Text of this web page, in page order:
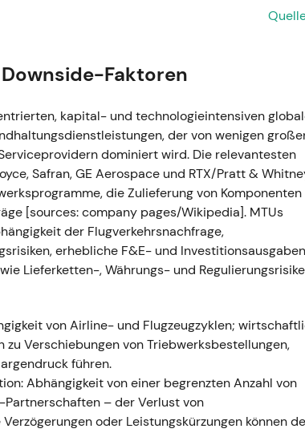
- Ereignis: MTU meldete ein „Rekordquartal": Q1
dass die Ergebnisse die Markterwartungen
verstärkte sich — Investoren
Kräftige Rally / Fortsetzung des mehrere
Verunreinigung durch Metallpulver entdeckt
gab eine Verunreinigung durch Metallpulver
beschleunigte Inspektionen und Rückrufe wurden
später ausgeweitet), was umfangreiche
und Umsatzpartner im GTF-Programm sowie
wies auf mögliche Haftungsrisiken hin;
die Störung einen Schaden in der
verband regulatorische, operative und
Programmpartner; MTU wurde gleichzeitig als
MRO-Aufkommen) gesehen, was zu
und erhöhter Volatilität führte.[57],[58]-
Investoren den Schock verarbeiteten.
Faktoren
kapital- und technologieintensiven
der von wenigen
dominiert wird. Die relevantesten
Safran, GE Aerospace und RTX/Pratt &
die Zulieferung von Komponenten
[sources: company pages/Wikipedia]. MTUs
der Flugverkehrsnachfrage,
erhebliche F&E- und
Lieferketten-, Währungs- und
von Airline- und Flugzeugzyklen;
zu Verschiebungen von Triebwerksbestellungen,
führen.
Abhängigkeit von einer begrenzten Anzahl von
– der Verlust von
oder Leistungskürzungen können